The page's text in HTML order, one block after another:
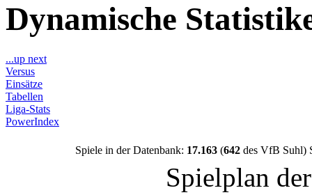
Dynamische
...up next
Versus
Einsätze
Tabellen
Liga-Stats
PowerIndex
Spiele in der Datenbank: 17.163(642des VfB Suhl)
Spielplan